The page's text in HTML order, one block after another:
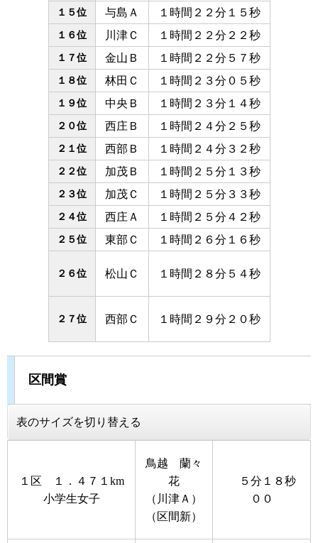
１５位 与島Ａ １時間２２分１５秒
１６位 川津Ｃ １時間２２分２２秒
１７位 金山Ｂ １時間２２分５７秒
１８位 林田Ｃ １時間２３分０５秒
１９位 中央Ｂ １時間２３分１４秒
２０位 西庄Ｂ １時間２４分２５秒
２１位 西部Ｂ １時間２４分３２秒
２２位 加茂Ｂ １時間２５分１３秒
２３位 加茂Ｃ １時間２５分３３秒
２４位 西庄Ａ １時間２５分４２秒
２５位 東部Ｃ １時間２６分１６秒
２６位 松山Ｃ １時間２８分５４秒
２７位 西部Ｃ １時間２９分２０秒
区間賞
表のサイズを切り替える
１区 １．４７１km
小学生女子
鳥越 蘭々
花
（川津Ａ）
（区間新）
５分１８秒
００